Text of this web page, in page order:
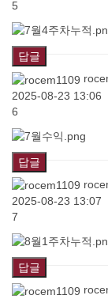
5
답글
2025-08-23 13:06
6
답글
2025-08-23 13:07
7
답글